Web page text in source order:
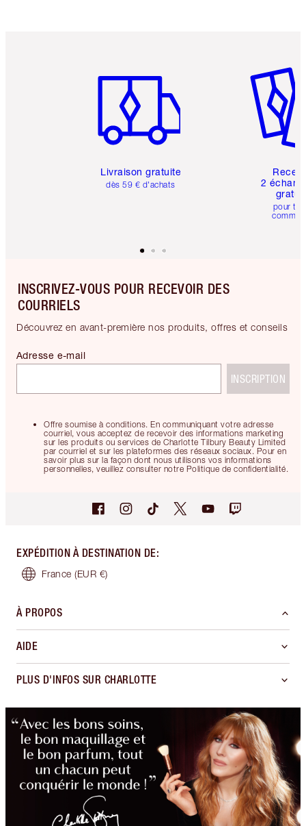
Livraison gratuite
dès 59 € d'achats
2
pour
INSCRIVEZ-VOUS POUR RECEVOIR DES
COURRIELS
Découvrez en avant-première nos produits, offres et conseils
Offre soumise à conditions. En communiquant votre adresse
courriel, vous acceptez de recevoir des informations marketing
sur les produits ou services de Charlotte Tilbury Beauty Limited
par courriel et sur les plateformes des réseaux sociaux. Pour en
savoir plus sur la façon dont nous utilisons vos informations
personnelles, veuillez consulter notre Politique de confidentialité.
Adresse e-mail
INSCRIPTION
EXPÉDITION À DESTINATION DE:
France (EUR €)
À PROPOS
AIDE
PLUS D'INFOS SUR CHARLOTTE